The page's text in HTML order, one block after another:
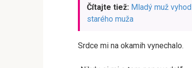
Čítajte tiež: Mladý muž
starého muža
Srdce mi na okamih vynechalo.